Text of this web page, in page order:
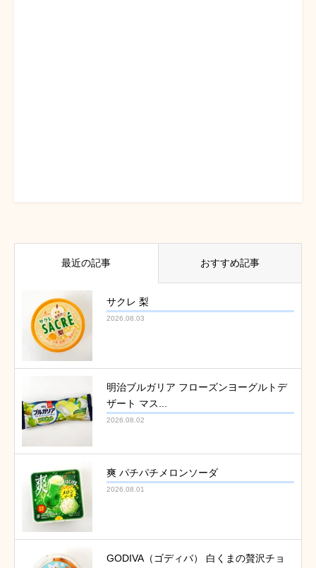
最近の記事 おすすめ記事
サクレ 梨
2026.08.03
明治ブルガリア フローズンヨーグルトデ
ザート マス...
2026.08.02
爽 パチパチメロンソーダ
2026.08.01
GODIVA（ゴディバ） 白くまの贅沢チョ